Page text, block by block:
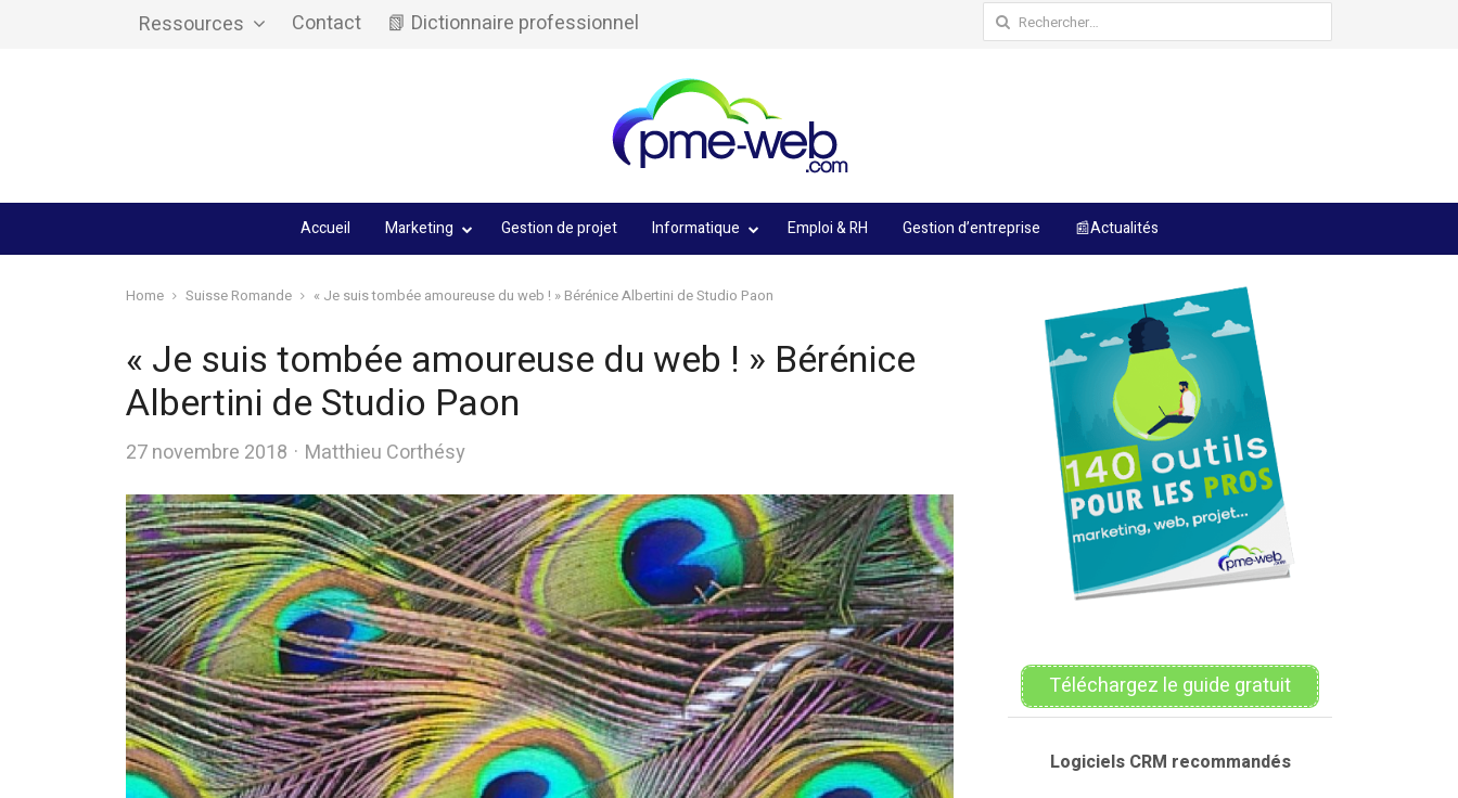
Ressources Contact 📗 Dictionnaire professionnel Rechercher :
Accueil Marketing Gestion de projet Informatique Emploi & RH Gestion d’entreprise 📰Actualités
Home Suisse Romande « Je suis tombée amoureuse du web ! » Bérénice Albertini de Studio Paon
« Je suis tombée amoureuse du web ! » Bérénice
Albertini de Studio Paon
27 novembre 2018 Author
Matthieu Corthésy
Téléchargez le guide gratuit
Logiciels CRM recommandés